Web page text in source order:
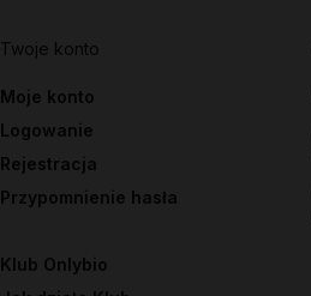
Twoje konto
Moje konto
Logowanie
Rejestracja
Przypomnienie hasła
Klub Onlybio